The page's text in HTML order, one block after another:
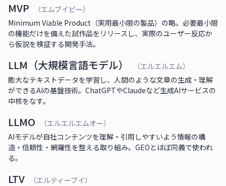
MVP
（エムブイピー）
Minimum Viable Product（実用最小限の製品）の略。必要最小限
の機能だけを備えた試作品をリリースし、実際のユーザー反応か
ら仮説を検証する開発手法。
LLM（大規模言語モデル）
（エルエルエム）
膨大なテキストデータを学習し、人間のような文章の生成・理解
ができるAIの基盤技術。ChatGPTやClaudeなど生成AIサービスの
中核をなす。
LLMO
（エルエルエムオー）
AIモデルが自社コンテンツを理解・引用しやすいよう情報の構
造・信頼性・網羅性を整える取り組み。GEOとほぼ同義で使われ
る。
LTV
（エルティーブイ）